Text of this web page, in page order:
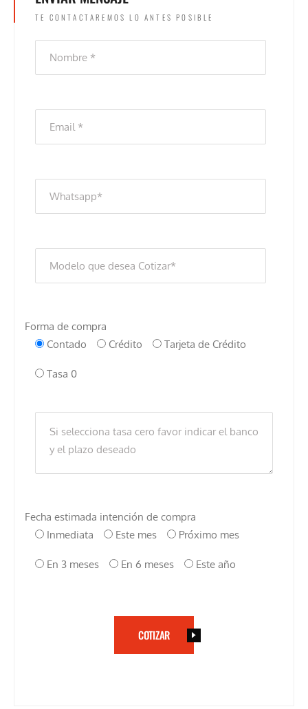
TE CONTACTAREMOS LO ANTES POSIBLE
Forma de compra
Contado
Crédito Tarjeta de Crédito
Tasa 0
Fecha estimada intención de compra
Inmediata
Este mes Próximo mes
En 3 meses En 6 meses Este año
COTIZAR